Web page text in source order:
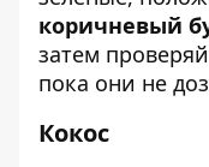
коричневый
затем
пока они не
Кокос